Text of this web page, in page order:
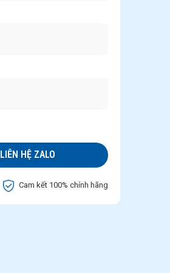
LIÊN HỆ ZALO
Cam kết 100% chính hãng